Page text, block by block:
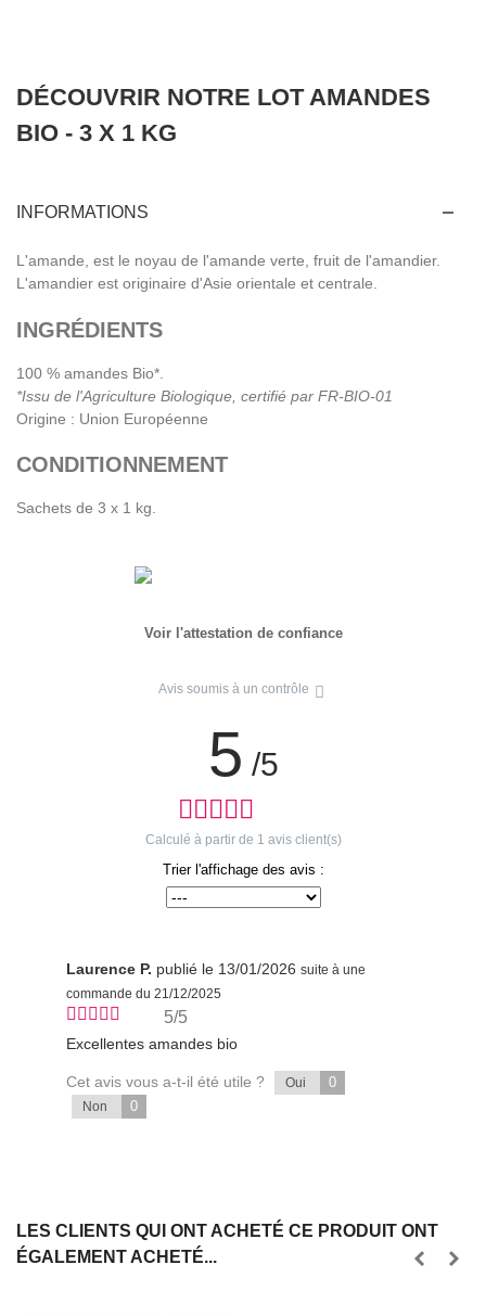
DÉCOUVRIR NOTRE LOT AMANDES
BIO - 3 X 1 KG
INFORMATIONS
L'amande, est le noyau de l'amande verte, fruit de l'amandier.
L'amandier est originaire d'Asie orientale et centrale.
INGRÉDIENTS
100 % amandes Bio*.
*Issu de l'Agriculture Biologique, certifié par FR-BIO-01
Origine : Union Européenne
CONDITIONNEMENT
Sachets de 3 x 1 kg.
Voir l'attestation de confiance
Avis soumis à un contrôle
5 /5
Calculé à partir de 1 avis client(s)
Trier l'affichage des avis :
Laurence P. publié le 13/01/2026 suite à une
commande du 21/12/2025
5/5
Excellentes amandes bio
Cet avis vous a-t-il été utile ? Oui 0
Non 0
LES CLIENTS QUI ONT ACHETÉ CE PRODUIT ONT
ÉGALEMENT ACHETÉ...